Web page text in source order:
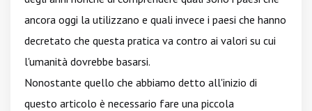
ancora oggi la utilizzano e quali invece i paesi che hanno
decretato che questa pratica va contro ai valori su cui
l'umanità dovrebbe basarsi.
Nonostante quello che abbiamo detto all'inizio di
questo articolo è necessario fare una piccola